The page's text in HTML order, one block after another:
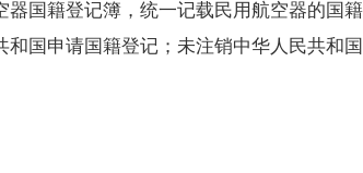
籍登记簿，统一记载民用航空器的国籍
申请国籍登记；未注销中华人民共和